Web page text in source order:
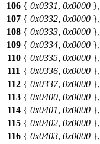
106 { 0x0331, 0x0000 },
107 { 0x0332, 0x0000 },
108 { 0x0333, 0x0000 },
109 { 0x0334, 0x0000 },
110 { 0x0335, 0x0000 },
111 { 0x0336, 0x0000 },
112 { 0x0337, 0x0000 },
113 { 0x0400, 0x0000 },
114 { 0x0401, 0x0000 },
115 { 0x0402, 0x0000 },
116 { 0x0403, 0x0000 },